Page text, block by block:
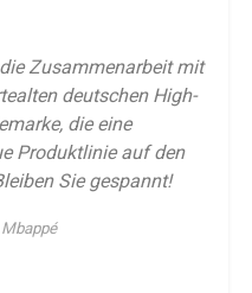
Zusammenarbeit mit
deutschen High-
die eine
Produktlinie auf den
Sie gespannt!